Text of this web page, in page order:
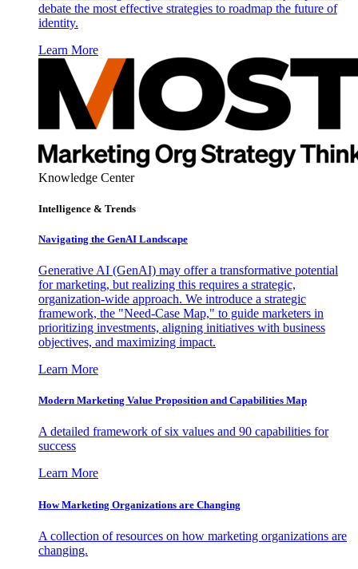
debate the most effective strategies to roadmap the future of
identity.
Learn More
Knowledge Center
Intelligence & Trends
Navigating the GenAI Landscape
Generative AI (GenAI) may offer a transformative potential
for marketing, but realizing this requires a strategic,
organization-wide approach. We introduce a strategic
framework, the "Need-Case Map," to guide marketers in
prioritizing investments, aligning initiatives with business
objectives, and maximizing impact.
Learn More
Modern Marketing Value Proposition and Capabilities Map
A detailed framework of six values and 90 capabilities for
success
Learn More
How Marketing Organizations are Changing
A collection of resources on how marketing organizations are
changing.